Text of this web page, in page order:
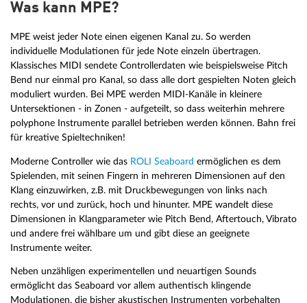
Was kann MPE?
MPE weist jeder Note einen eigenen Kanal zu. So werden
individuelle Modulationen für jede Note einzeln übertragen.
Klassisches MIDI sendete Controllerdaten wie beispielsweise Pitch
Bend nur einmal pro Kanal, so dass alle dort gespielten Noten gleich
moduliert wurden. Bei MPE werden MIDI-Kanäle in kleinere
Untersektionen - in Zonen - aufgeteilt, so dass weiterhin mehrere
polyphone Instrumente parallel betrieben werden können. Bahn frei
für kreative Spieltechniken!
Moderne Controller wie das ROLI Seaboard ermöglichen es dem
Spielenden, mit seinen Fingern in mehreren Dimensionen auf den
Klang einzuwirken, z.B. mit Druckbewegungen von links nach
rechts, vor und zurück, hoch und hinunter. MPE wandelt diese
Dimensionen in Klangparameter wie Pitch Bend, Aftertouch, Vibrato
und andere frei wählbare um und gibt diese an geeignete
Instrumente weiter.
Neben unzähligen experimentellen und neuartigen Sounds
ermöglicht das Seaboard vor allem authentisch klingende
Modulationen, die bisher akustischen Instrumenten vorbehalten